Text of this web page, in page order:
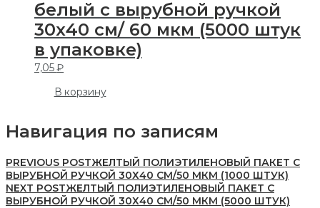
белый с вырубной ручкой
30х40 см/ 60 мкм (5000 штук
в упаковке)
7,05₽
В корзину
Навигация по записям
PREVIOUS POSTЖЕЛТЫЙ ПОЛИЭТИЛЕНОВЫЙ ПАКЕТ С
ВЫРУБНОЙ РУЧКОЙ 30Х40 СМ/50 МКМ (1000 ШТУК)
NEXT POSTЖЕЛТЫЙ ПОЛИЭТИЛЕНОВЫЙ ПАКЕТ С
ВЫРУБНОЙ РУЧКОЙ 30Х40 СМ/50 МКМ (5000 ШТУК)